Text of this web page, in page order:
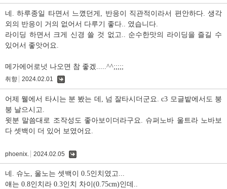
네. 하루종일 타면서 느꼈던게, 반응이 직관적이라서 편안하다. 생각
외의 반응이 거의 없어서 다루기 좋다.. 였습니다.
라이딩 하면서 크게 신경 쓸 것 없고.. 순수한맛의 라이딩을 즐길 수
있어서 좋앗어요.
메가에어로넛 나오면 참 좋겠.....^^;;;;;
취향 2024.02.01
어제 웰에서 타시는 분 봤는 데, 넘 잘타시더군요. c3 모글밭에서도 붕
붕 날으시고.
윗분 말씀대로 조작성도 좋아보이더라구요. 슈퍼노바 울트라 노바보
다 셋백이 더 있어 보였어요.
phoenix. 2024.02.05
글
네. 슈노, 울노는 셋백이 0.5인치였고...
얘는 0.8인치라 0.3인치 차이(0.75cm)인데..